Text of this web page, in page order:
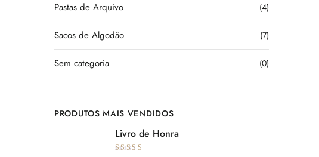
Pastas de Arquivo (4)
Sacos de Algodão (7)
Sem categoria (0)
PRODUTOS MAIS VENDIDOS
Livro de Honra